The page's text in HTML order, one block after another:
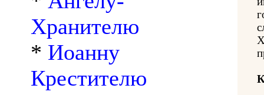
Хранителю
* Иоанну
Крестителю